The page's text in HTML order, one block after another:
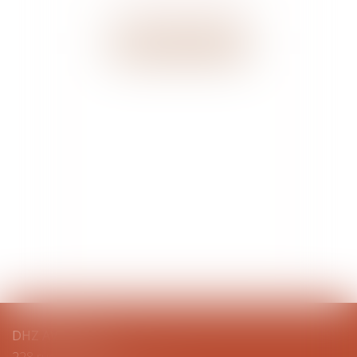
DHZ AVOCATS